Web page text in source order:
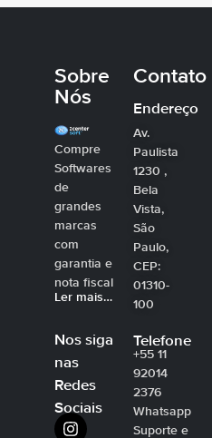
Sobre
Nós
Compre
Softwares
de
grandes
marcas
com
garantia e
nota fiscal
Ler mais…
Nos siga
nas
Redes
Sociais
Contato
Endereço
Av.
Paulista
1230 ,
Bela
Vista,
São
Paulo,
CEP:
01310-
100
Telefone
+55 11
92014
2376
Whatsapp
Suporte e